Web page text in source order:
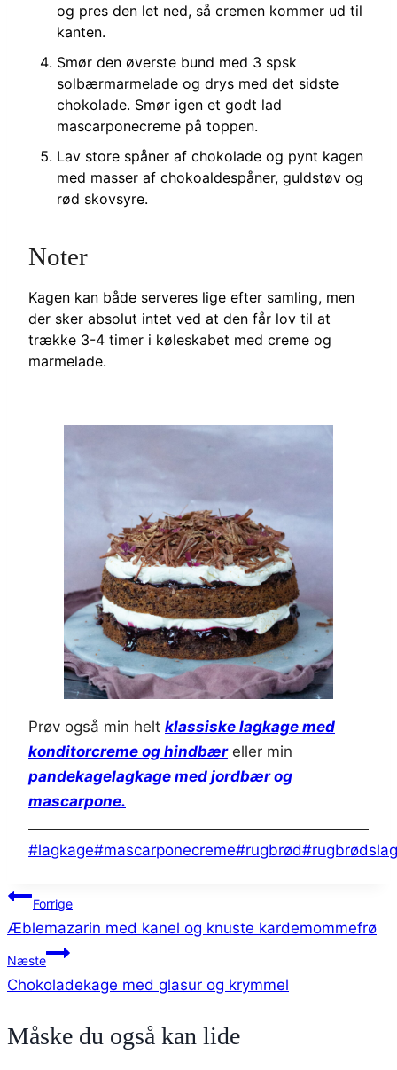
og pres den let ned, så cremen kommer ud til
kanten.
Smør den øverste bund med 3 spsk
solbærmarmelade og drys med det sidste
chokolade. Smør igen et godt lad
mascarponecreme på toppen.
Lav store spåner af chokolade og pynt kagen
med masser af chokoaldespåner, guldstøv og
rød skovsyre.
Noter
Kagen kan både serveres lige efter samling, men
der sker absolut intet ved at den får lov til at
trække 3-4 timer i køleskabet med creme og
marmelade.
Prøv også min helt klassiske lagkage med
konditorcreme og hindbæreller min
pandekagelagkage med jordbær og
mascarpone.
Indlæg-
#lagkage#mascarponecreme#rugbrød#
Indlægsnavigation
Forrige
Æblemazarin med kanel og knuste kardemommefrø
Næste
Chokoladekage med glasur og krymmel
Måske du også kan lide